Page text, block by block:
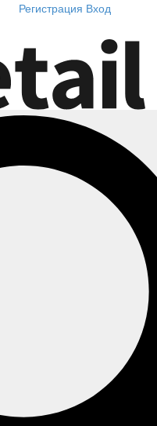
Регистрация Вход